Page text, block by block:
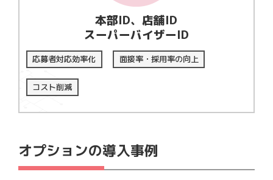
本部ID、店舗ID
スーパーバイザーID
応募者対応効率化 面接率・採用率の向上
コスト削減
オプションの導入事例